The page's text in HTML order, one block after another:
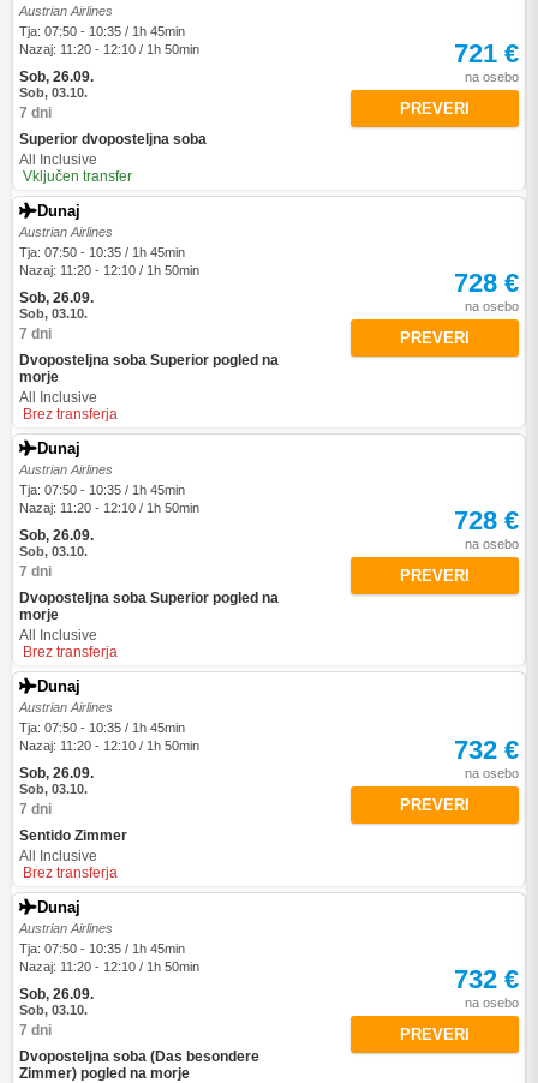
Austrian Airlines
Tja: 07:50 - 10:35 / 1h 45min
Nazaj: 11:20 - 12:10 / 1h 50min
Sob, 26.09.
Sob, 03.10.
7 dni
Superior dvoposteljna soba
All Inclusive
Vključen transfer
721 €
na osebo
PREVERI
Dunaj
Austrian Airlines
Tja: 07:50 - 10:35 / 1h 45min
Nazaj: 11:20 - 12:10 / 1h 50min
Sob, 26.09.
Sob, 03.10.
7 dni
Dvoposteljna soba Superior pogled na
morje
All Inclusive
Brez transferja
728 €
na osebo
PREVERI
Dunaj
Austrian Airlines
Tja: 07:50 - 10:35 / 1h 45min
Nazaj: 11:20 - 12:10 / 1h 50min
Sob, 26.09.
Sob, 03.10.
7 dni
Dvoposteljna soba Superior pogled na
morje
All Inclusive
Brez transferja
728 €
na osebo
PREVERI
Dunaj
Austrian Airlines
Tja: 07:50 - 10:35 / 1h 45min
Nazaj: 11:20 - 12:10 / 1h 50min
Sob, 26.09.
Sob, 03.10.
7 dni
Sentido Zimmer
All Inclusive
Brez transferja
732 €
na osebo
PREVERI
Dunaj
Austrian Airlines
Tja: 07:50 - 10:35 / 1h 45min
Nazaj: 11:20 - 12:10 / 1h 50min
Sob, 26.09.
Sob, 03.10.
7 dni
Dvoposteljna soba (Das besondere
Zimmer) pogled na morje
732 €
na osebo
PREVERI